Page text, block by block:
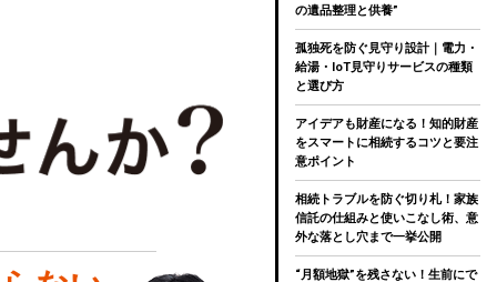
の遺品整理と供養”
孤独死を防ぐ見守り設計｜電力・
給湯・IoT見守りサービスの種類
と選び方
アイデアも財産になる！知的財産
をスマートに相続するコツと要注
意ポイント
相続トラブルを防ぐ切り札！家族
信託の仕組みと使いこなし術、意
外な落とし穴まで一挙公開
“月額地獄”を残さない！生前にで